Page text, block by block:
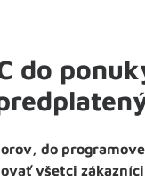
do
do
všetci